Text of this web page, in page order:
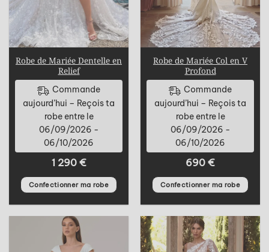
Robe de Mariée Dentelle en
Relief
Commande
aujourd’hui – Reçois ta
robe entre le
06/09/2026 -
06/10/2026
1 290 €
Confectionner ma robe
Robe de Mariée Col en V
Profond
Commande
aujourd’hui – Reçois ta
robe entre le
06/09/2026 -
06/10/2026
690 €
Confectionner ma robe